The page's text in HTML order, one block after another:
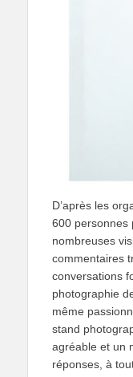
D’après les
600 personnes
nombreuses
commentaires
conversations
photographie
même
stand
agréable et un
réponses, à